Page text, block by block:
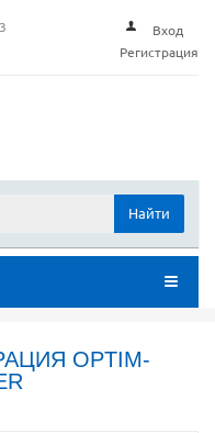
Вход
Регистрация
Найти
OPTIM-